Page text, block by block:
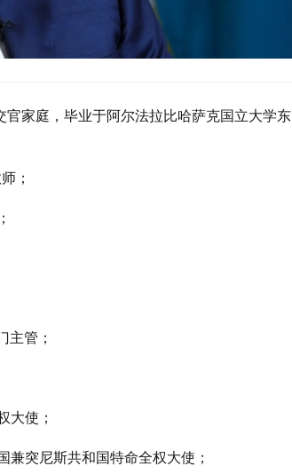
官家庭，毕业于阿尔法拉比哈萨克国立大学东
；
管；
使；
突尼斯共和国特命全权大使；